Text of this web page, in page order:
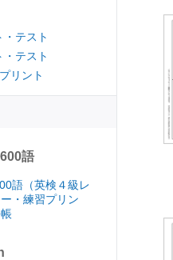
・テスト
テスト
リント
語
語（英検４級レ
・練習プリン